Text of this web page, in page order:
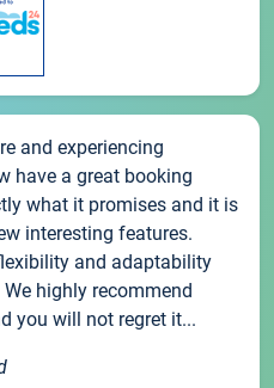
and experiencing
have a great booking
what it promises and it is
interesting features.
and adaptability
highly recommend
you will not regret it...